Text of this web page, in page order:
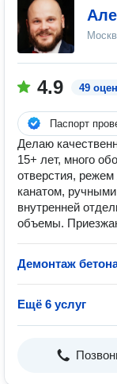
4.9 49
Паспорт
Делаю
15+ лет, много
отверстия,
канатом,
внутренней
объемы.
Демонтаж
Ещё 6 услуг